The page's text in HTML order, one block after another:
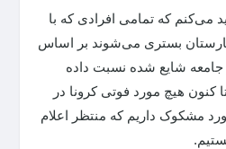
می‌کنم که تمامی افرادی که با
بستری می‌شوند بر اساس
جامعه شایع شده نسبت داده
کنون هیچ مورد فوتی کرونا در
مشکوک داریم که منتظر اعلام